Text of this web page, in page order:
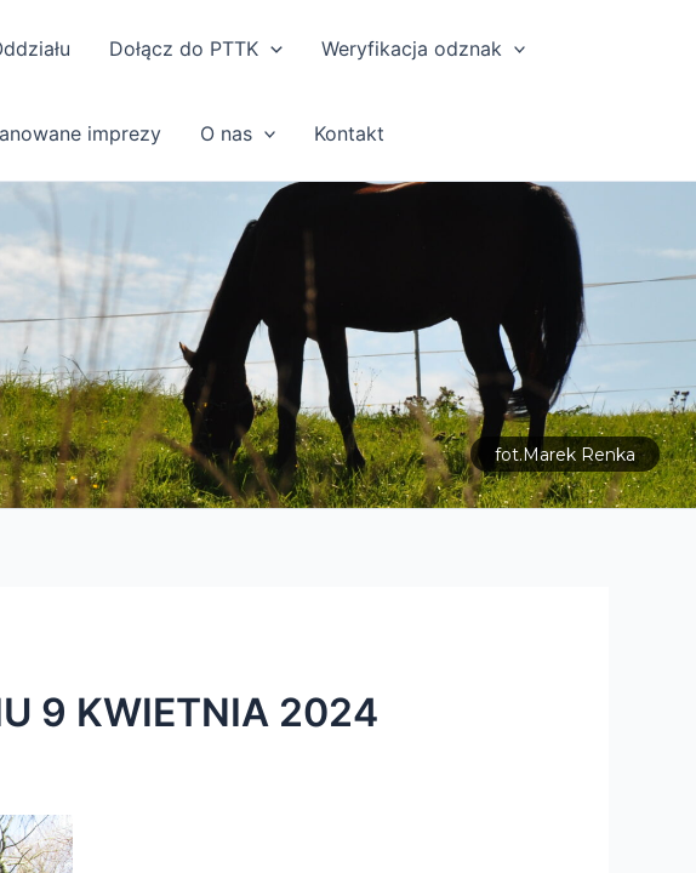
Dołącz do PTTK Weryfikacja odznak
imprezy O nas Kontakt
fot.Marek Renka
9 KWIETNIA 2024